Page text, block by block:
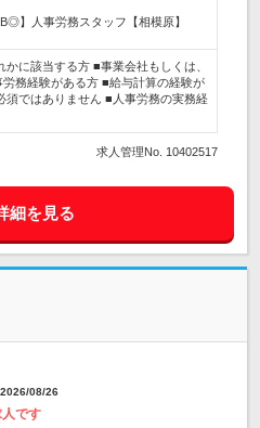
】人事労務スタッフ【相模原】
かに該当する方 ■事業会社もしくは、
務経験がある方 ■給与計算の経験が
ではありません ■人事労務の実務経
求人管理No. 10402517
細を見る
08/26
です